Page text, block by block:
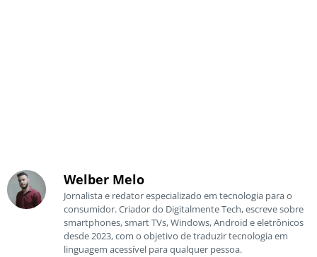
Welber Melo
Jornalista e redator especializado em tecnologia para o
consumidor. Criador do Digitalmente Tech, escreve sobre
smartphones, smart TVs, Windows, Android e eletrônicos
desde 2023, com o objetivo de traduzir tecnologia em
linguagem acessível para qualquer pessoa.